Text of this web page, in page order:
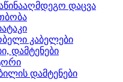
დაცვა
კაბელები
დამტენები
დამტენები